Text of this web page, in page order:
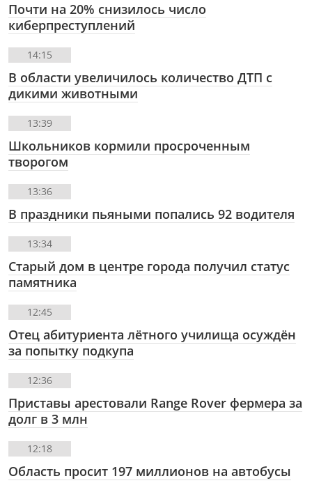
Почти на 20% снизилось число
киберпреступлений
14:15
В области увеличилось количество ДТП с
дикими животными
13:39
Школьников кормили просроченным
творогом
13:36
В праздники пьяными попались 92 водителя
13:34
Старый дом в центре города получил статус
памятника
12:45
Отец абитуриента лётного училища осуждён
за попытку подкупа
12:36
Приставы арестовали Range Rover фермера за
долг в 3 млн
12:18
Область просит 197 миллионов на автобусы